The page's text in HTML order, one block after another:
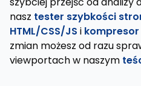
nasz tester szybkości
HTML/CSS/JS i
zmian możesz od razu
viewportach w naszym